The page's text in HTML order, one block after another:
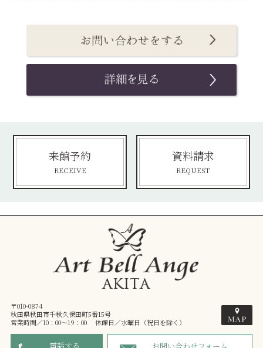
来館予約
RECEIVE
資料請求
REQUEST
〒010-0874
秋田県秋田市千秋久保田町5番15号
営業時間／10：00～19：00 休館日／水曜日（祝日を除く）
電話する